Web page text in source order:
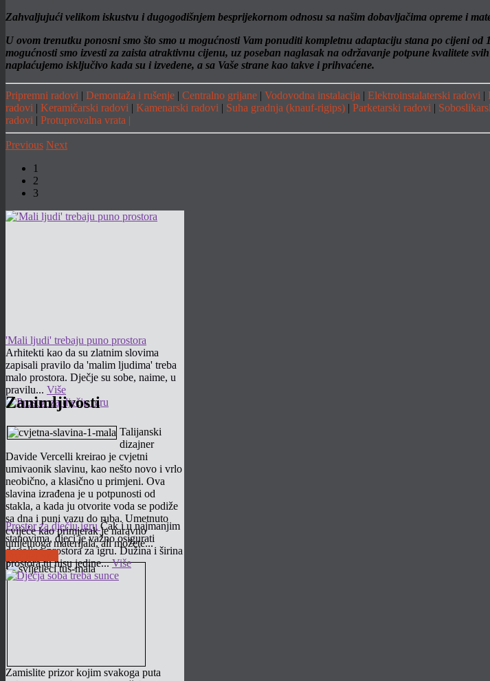
Zahvaljujući velikom iskustvu i dugogodišnjem besprijekornom odnosu sa našim dobavljačima opreme i
U ovom trenutku ponosni smo što smo u mogućnosti Vam ponuditi kompletnu adaptaciju stana po cijeni
mogućnosti smo izvesti za zaista atraktivnu cijenu, uz poseban naglasak na održavanje potpune kvalitete
naplaćujemo isključivo kada su i izvedene, a sa Vaše strane kao takve i prihvaćene.
Pripremni radovi | Demontaža i rušenje | Centralno grijane | Vodovodna instalacija | Elektroinstalaterski radovi |
radovi | Keramičarski radovi | Kamenarski radovi | Suha gradnja (knauf-rigips) | Parketarski radovi |
radovi | Protuprovalna vrata |
Previous Next
1
2
3
'Mali ljudi' trebaju puno prostora
Arhitekti kao da su zlatnim slovima
zapisali pravilo da 'malim ljudima' treba
malo prostora. Dječje su sobe, naime, u
pravilu... Više
Prostor za dječju igru Čak i u najmanjim
stanovima, djeci je važno osigurati
dovoljno prostora za igru. Dužina i širina
prostora tu nisu jedine...Više
Zanimljivosti
Talijanski
dizajner
Davide Vercelli kreirao je cvjetni
umivaonik slavinu, kao nešto novo i vrlo
neobično, a klasično u primjeni. Ova
slavina izrađena je u potpunosti od
stakla, a kada ju otvorite voda se podiže
sa dna i puni vazu do ruba. Umetnuto
cvijeće kao primjerak je naravno
umjetnoga materijala, ali možete...
Zamislite prizor kojim svakoga puta